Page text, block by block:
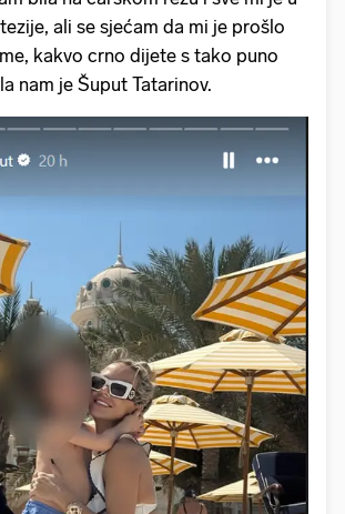
ali se sjećam da mi je prošlo
kakvo crno dijete s tako puno
nam je Šuput Tatarinov.